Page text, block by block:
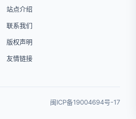
站点介绍
联系我们
版权声明
友情链接
闽ICP备19004694号-17